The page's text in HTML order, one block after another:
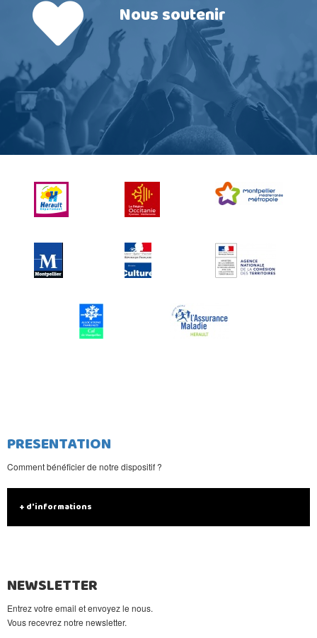
Nous soutenir
PRESENTATION
Comment bénéficier de notre dispositif ?
+ d'informations
NEWSLETTER
Entrez votre email et envoyez le nous.
Vous recevrez notre newsletter.